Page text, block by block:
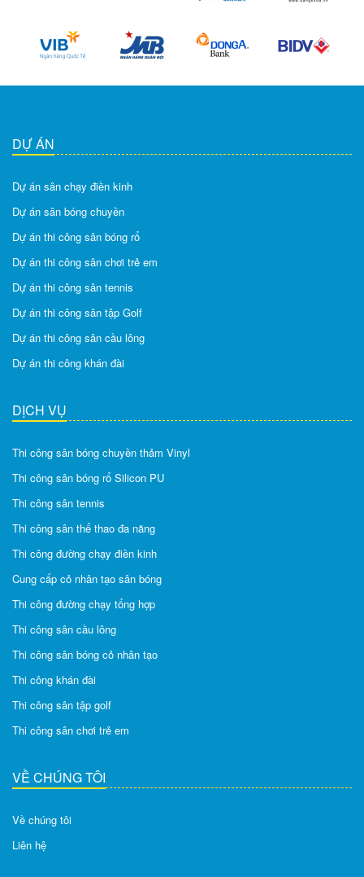
DỰ ÁN
Dự án sân chạy điền kinh
Dự án sân bóng chuyền
Dự án thi công sân bóng rổ
Dự án thi công sân chơi trẻ em
Dự án thi công sân tennis
Dự án thi công sân tập Golf
Dự án thi công sân cầu lông
Dự án thi công khán đài
DỊCH VỤ
Thi công sân bóng chuyền thảm Vinyl
Thi công sân bóng rổ Silicon PU
Thi công sân tennis
Thi công sân thể thao đa năng
Thi công đường chạy điền kinh
Cung cấp cỏ nhân tạo sân bóng
Thi công đường chạy tổng hợp
Thi công sân cầu lông
Thi công sân bóng cỏ nhân tạo
Thi công khán đài
Thi công sân tập golf
Thi công sân chơi trẻ em
VỀ CHÚNG TÔI
Về chúng tôi
Liên hệ